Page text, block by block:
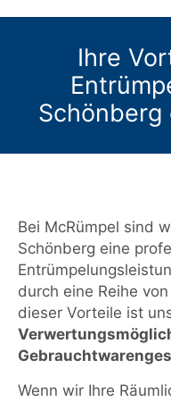
Ihre
Schönberg
Bei McRümpel sind
Schönberg eine
durch eine Reihe
dieser Vorteile ist
Wenn wir Ihre